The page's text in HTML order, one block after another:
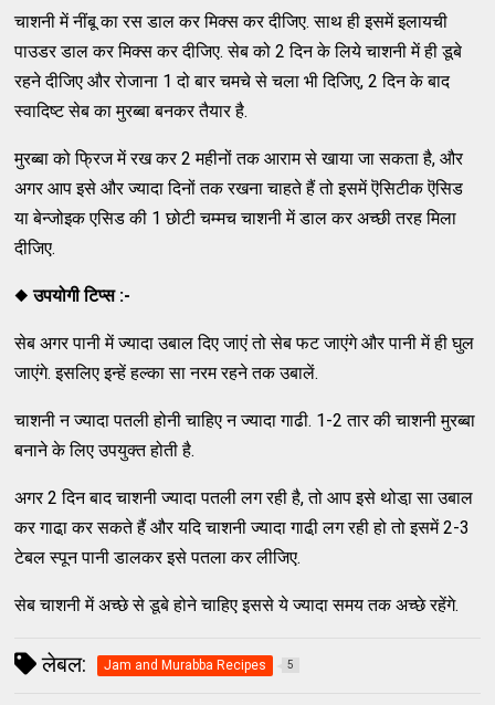
चाशनी में नींबू का रस डाल कर मिक्स कर दीजिए. साथ ही इसमें इलायची
पाउडर डाल कर मिक्स कर दीजिए. सेब को 2 दिन के लिये चाशनी में ही डूबे
रहने दीजिए और रोजाना 1 दो बार चमचे से चला भी दिजिए, 2 दिन के बाद
स्वादिष्ट सेब का मुरब्बा बनकर तैयार है.
मुरब्बा को फ्रिज में रख कर 2 महीनों तक आराम से खाया जा सकता है, और
अगर आप इसे और ज्यादा दिनों तक रखना चाहते हैं तो इसमें ऎसिटीक ऎसिड
या बेन्जोइक एसिड की 1 छोटी चम्मच चाशनी में डाल कर अच्छी तरह मिला
दीजिए.
◆उपयोगी टिप्स :-
सेब अगर पानी में ज्यादा उबाल दिए जाएं तो सेब फट जाएंगे और पानी में ही घुल
जाएंगे. इसलिए इन्हें हल्का सा नरम रहने तक उबालें.
चाशनी न ज्यादा पतली होनी चाहिए न ज्यादा गाढी. 1-2 तार की चाशनी मुरब्बा
बनाने के लिए उपयुक्त होती है.
अगर 2 दिन बाद चाशनी ज्यादा पतली लग रही है, तो आप इसे थोडा़ सा उबाल
कर गाढा़ कर सकते हैं और यदि चाशनी ज्यादा गाढी़ लग रही हो तो इसमें 2-3
टेबल स्पून पानी डालकर इसे पतला कर लीजिए.
सेब चाशनी में अच्छे से डूबे होने चाहिए इससे ये ज्यादा समय तक अच्छे रहेंगे.
लेबल: Jam and Murabba Recipes 5